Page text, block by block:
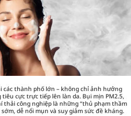
các thành phố lớn – không chỉ ảnh hưởng
cực trực tiếp lên làn da. Bụi mịn PM2.5,
thải công nghiệp là những “thủ phạm thầm
dễ nổi mụn và suy giảm sức đề kháng.